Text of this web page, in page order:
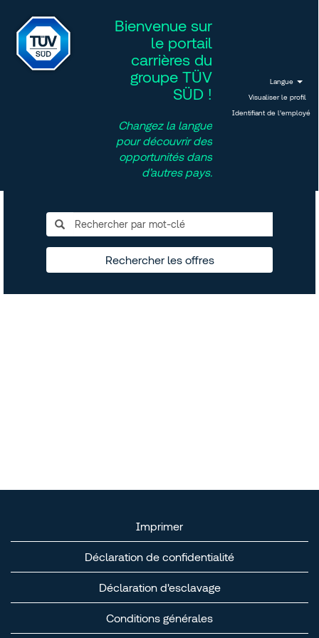
Bienvenue sur
le portail
carrières du
groupe TÜV
SÜD !
Changez la langue
pour découvrir des
opportunités dans
d’autres pays.
Langue
Visualiser le profil
Identifiant de l’employé
Rechercher les offres
Imprimer
Déclaration de confidentialité
Déclaration d'esclavage
Conditions générales